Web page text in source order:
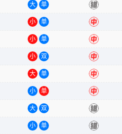
大 单 错
小 单 中
小 单 中
小 双 中
大 单 中
小 单 中
大 双 错
小 单 错